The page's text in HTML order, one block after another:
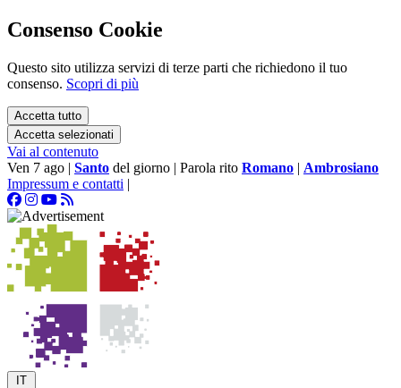
Consenso Cookie
Questo sito utilizza servizi di terze parti che richiedono il tuo
consenso. Scopri di più
Accetta tutto
Accetta selezionati
Vai al contenuto
Ven 7 ago | Santo del giorno | Parola rito Romano | Ambrosiano
Impressum e contatti |
IT